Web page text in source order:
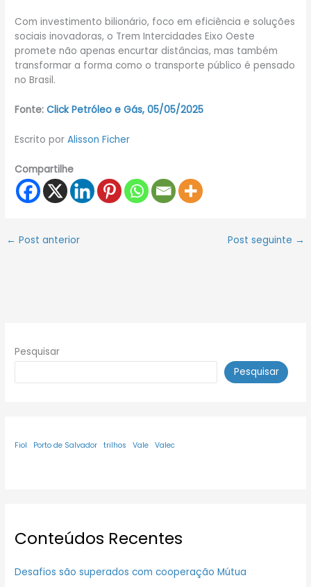
Com investimento bilionário, foco em eficiência e soluções
sociais inovadoras, o Trem Intercidades Eixo Oeste
promete não apenas encurtar distâncias, mas também
transformar a forma como o transporte público é pensado
no Brasil.
Fonte:Click Petróleo e Gás, 05/05/2025
Escrito porAlisson Ficher
Compartilhe
← Post anterior Post seguinte →
Pesquisar
Pesquisar
Fiol Porto de Salvador trilhos Vale Valec
Conteúdos Recentes
Desafios são superados com cooperação Mútua